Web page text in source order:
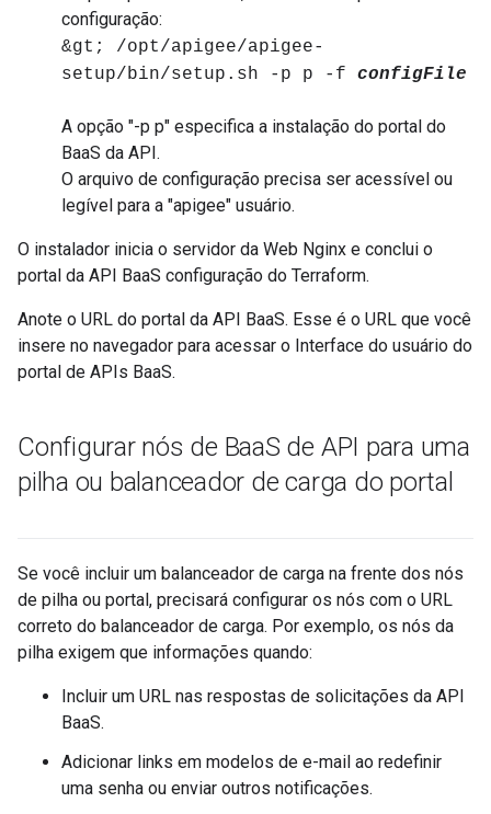
configuração:
&gt; /opt/apigee/apigee-
setup/bin/setup.sh -p p -f configFile
A opção "-p p" especifica a instalação do portal do
BaaS da API.
O arquivo de configuração precisa ser acessível ou
legível para a "apigee" usuário.
O instalador inicia o servidor da Web Nginx e conclui o
portal da API BaaS configuração do Terraform.
Anote o URL do portal da API BaaS. Esse é o URL que você
insere no navegador para acessar o Interface do usuário do
portal de APIs BaaS.
Configurar nós de BaaS de API para uma
pilha ou balanceador de carga do portal
Se você incluir um balanceador de carga na frente dos nós
de pilha ou portal, precisará configurar os nós com o URL
correto do balanceador de carga. Por exemplo, os nós da
pilha exigem que informações quando:
Incluir um URL nas respostas de solicitações da API
BaaS.
Adicionar links em modelos de e-mail ao redefinir
uma senha ou enviar outros notificações.